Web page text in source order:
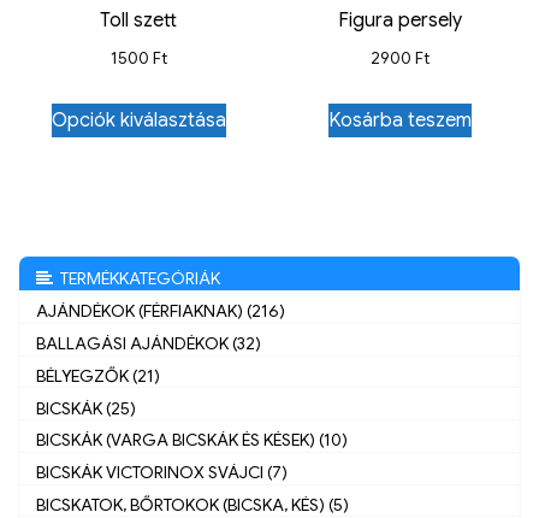
Toll szett
1500 Ft
Opciók kiválasztása
Figura persely
2900Ft
Kosárba teszem
TERMÉKKATEGÓRIÁK
AJÁNDÉKOK (FÉRFIAKNAK) (216)
BALLAGÁSI AJÁNDÉKOK (32)
BÉLYEGZŐK (21)
BICSKÁK (25)
BICSKÁK (VARGA BICSKÁK ÉS KÉSEK) (10)
BICSKÁK VICTORINOX SVÁJCI (7)
BICSKATOK, BŐRTOKOK (BICSKA, KÉS) (5)